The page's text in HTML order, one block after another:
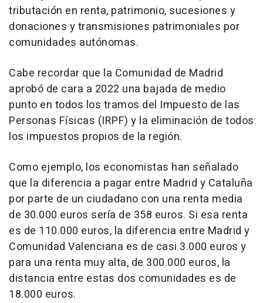
tributación en renta, patrimonio, sucesiones y
donaciones y transmisiones patrimoniales por
comunidades autónomas.
Cabe recordar que la Comunidad de Madrid
aprobó de cara a 2022 una bajada de medio
punto en todos los tramos del Impuesto de las
Personas Físicas (IRPF) y la eliminación de todos
los impuestos propios de la región.
Como ejemplo, los economistas han señalado
que la diferencia a pagar entre Madrid y Cataluña
por parte de un ciudadano con una renta media
de 30.000 euros sería de 358 euros. Si esa renta
es de 110.000 euros, la diferencia entre Madrid y
Comunidad Valenciana es de casi 3.000 euros y
para una renta muy alta, de 300.000 euros, la
distancia entre estas dos comunidades es de
18.000 euros.